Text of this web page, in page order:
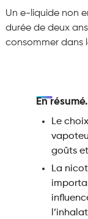
Un e-liquide non
durée de deux
consommer dans
En
Le
goûts
La